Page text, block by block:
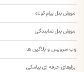
اموزش پنل پیام کوتاه
اموزش پنل نمایندگی
وب سرویس و پلاگین ها
ابزارهای حرفه ای پیامکی